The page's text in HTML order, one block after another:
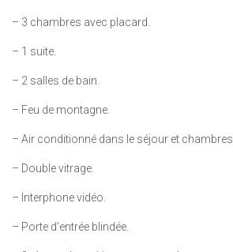
– 3 chambres avec placard.
– 1 suite.
– 2 salles de bain.
– Feu de montagne.
– Air conditionné dans le séjour et chambres.
– Double vitrage.
– Interphone vidéo.
– Porte d’entrée blindée.